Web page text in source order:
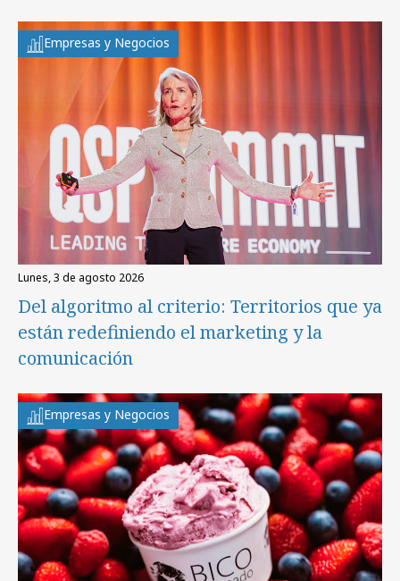
Empresas y Negocios
lunes, 3 de agosto 2026
Del algoritmo al criterio: Territorios que ya
están redefiniendo el marketing y la
comunicación
Empresas y Negocios